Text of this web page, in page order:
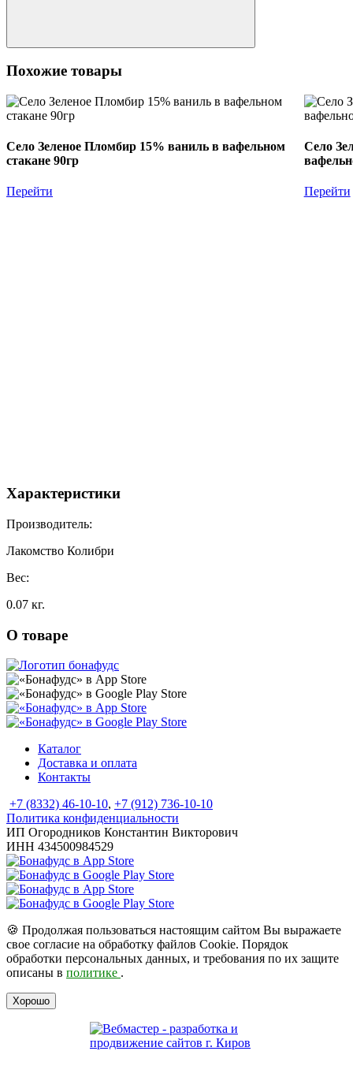
Похожие товары
Село Зеленое Пломбир 15% ваниль в вафельном
стакане 90гр
Перейти
Село
Перейти
Характеристики
Производитель:
Лакомство Колибри
Вес:
0.07 кг.
О товаре
Каталог
Доставка и оплата
Контакты
+7 (8332) 46-10-10, +7 (912) 736-10-10
Политика конфиденциальности
ИП Огородников Константин Викторович
ИНН 434500984529
🍪 Продолжая пользоваться настоящим сайтом Вы выражаете
свое согласие на обработку файлов Cookie. Порядок
обработки персональных данных, и требования по их защите
описаны в политике .
Хорошо